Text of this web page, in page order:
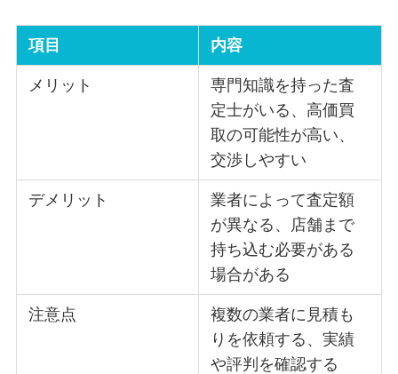
項目 内容
メリット
専門知識を持った査
定士がいる、高価買
取の可能性が高い、
交渉しやすい
デメリット
業者によって査定額
が異なる、店舗まで
持ち込む必要がある
場合がある
注意点
複数の業者に見積も
りを依頼する、実績
や評判を確認する